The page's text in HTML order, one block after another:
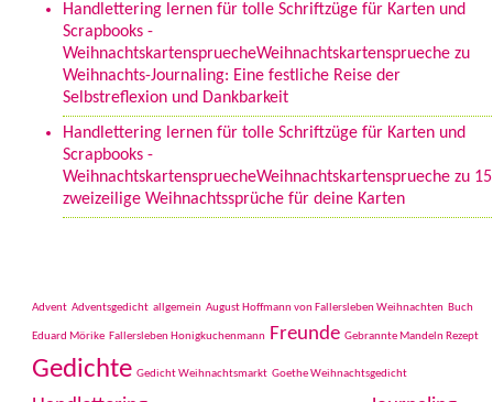
Handlettering lernen für tolle Schriftzüge für Karten und
Scrapbooks -
WeihnachtskartenspruecheWeihnachtskartenspruechezu
Weihnachts-Journaling: Eine festliche Reise der
Selbstreflexion und Dankbarkeit
Handlettering lernen für tolle Schriftzüge für Karten und
Scrapbooks -
WeihnachtskartenspruecheWeihnachtskartenspruechezu 15
zweizeilige Weihnachtssprüche für deine Karten
Advent Adventsgedicht allgemein August Hoffmann von Fallersleben Weihnachten Buch
Eduard Mörike Fallersleben Honigkuchenmann Freunde Gebrannte Mandeln Rezept
Gedichte Gedicht Weihnachtsmarkt Goethe Weihnachtsgedicht